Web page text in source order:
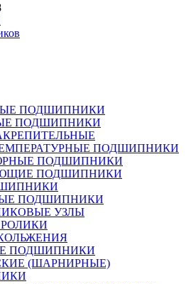
ПОДШИПНИКИ
ПОДШИПНИКИ
ПОДШИПНИКИ
ПОДШИПНИКИ
ПОДШИПНИКИ
ПОДШИПНИКИ
УЗЛЫ
ПОДШИПНИКИ
(ШАРНИРНЫЕ)